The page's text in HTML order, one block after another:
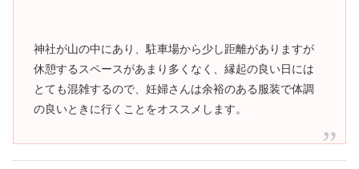
神社が山の中にあり、駐車場から少し距離がありますが
休憩するスペースがあまり多くなく、縁起の良い日には
とても混雑するので、妊婦さんは余裕のある服装で体調
の良いときに行くことをオススメします。